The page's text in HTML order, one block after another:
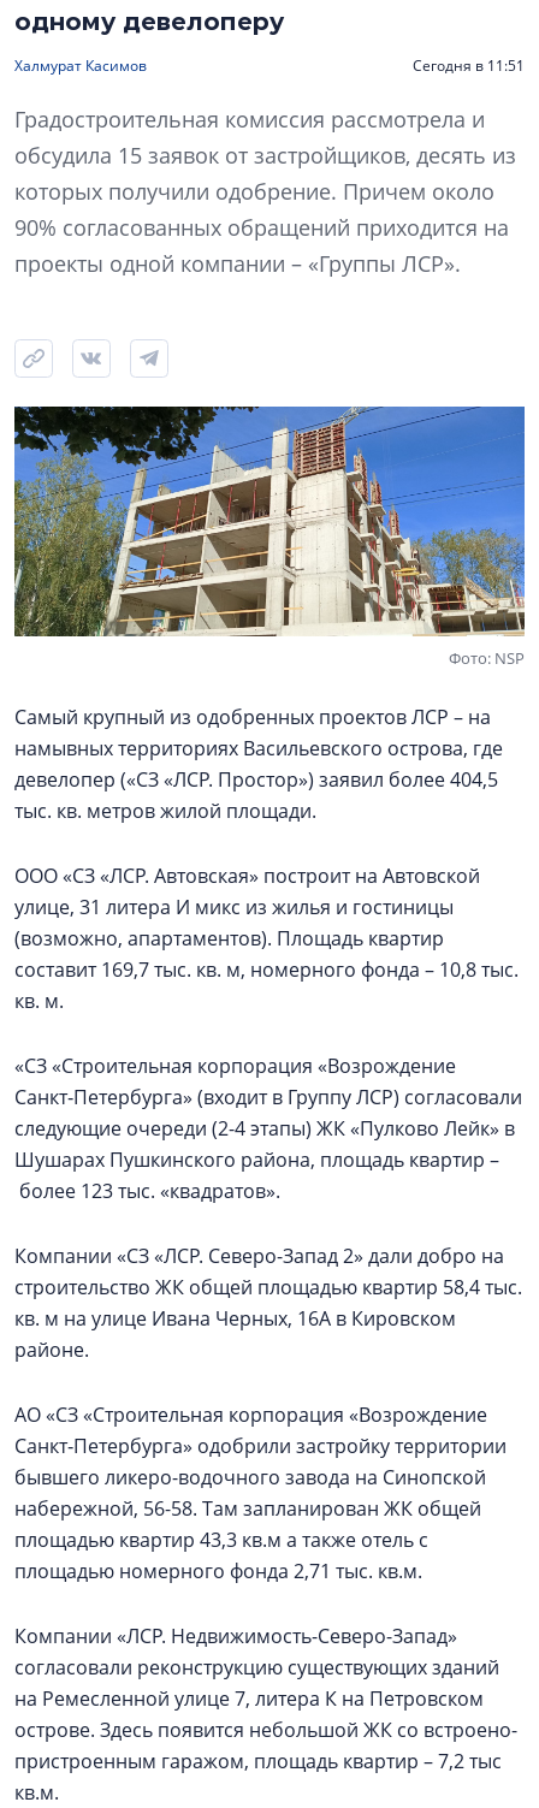
одному девелоперу
Халмурат Касимов Сегодня в 11:51
Градостроительная комиссия рассмотрела и
обсудила 15 заявок от застройщиков, десять из
которых получили одобрение. Причем около
90% согласованных обращений приходится на
проекты одной компании – «Группы ЛСР».
Фото: NSP
Самый крупный из одобренных проектов ЛСР – на
намывных территориях Васильевского острова, где
девелопер («СЗ «ЛСР. Простор») заявил более 404,5
тыс. кв. метров жилой площади.
ООО «СЗ «ЛСР. Автовская» построит на Автовской
улице, 31 литера И микс из жилья и гостиницы
(возможно, апартаментов). Площадь квартир
составит 169,7 тыс. кв. м, номерного фонда – 10,8 тыс.
кв. м.
«СЗ «Строительная корпорация «Возрождение
Санкт‑Петербурга» (входит в Группу ЛСР) согласовали
следующие очереди (2-4 этапы) ЖК «Пулково Лейк» в
Шушарах Пушкинского района, площадь квартир –
более 123 тыс. «квадратов».
Компании «СЗ «ЛСР. Северо-Запад 2» дали добро на
строительство ЖК общей площадью квартир 58,4 тыс.
кв. м на улице Ивана Черных, 16А в Кировском
районе.
АО «СЗ «Строительная корпорация «Возрождение
Санкт‑Петербурга» одобрили застройку территории
бывшего ликеро-водочного завода на Синопской
набережной, 56-58. Там запланирован ЖК общей
площадью квартир 43,3 кв.м а также отель с
площадью номерного фонда 2,71 тыс. кв.м.
Компании «ЛСР. Недвижимость-Северо-Запад»
согласовали реконструкцию существующих зданий
на Ремесленной улице 7, литера К на Петровском
острове. Здесь появится небольшой ЖК со встроено-
пристроенным гаражом, площадь квартир – 7,2 тыс
кв.м.